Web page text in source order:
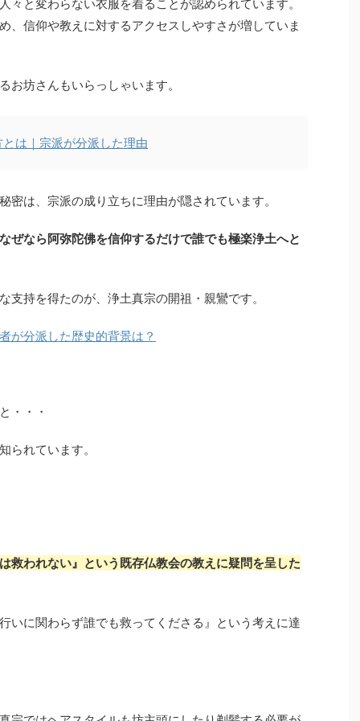
々と変わらない衣服を着ることが認められています。
、信仰や教えに対するアクセスしやすさが増していま
お坊さんもいらっしゃいます。
は｜宗派が分派した理由
密は、宗派の成り立ちに理由が隠されています。
ぜなら阿弥陀佛を信仰するだけで誰でも極楽浄土へと
支持を得たのが、浄土真宗の開祖・親鸞です。
が分派した歴史的背景は？
・・・
られています。
救われない』という既存仏教会の教えに疑問を呈した
いに関わらず誰でも救ってくださる』という考えに達